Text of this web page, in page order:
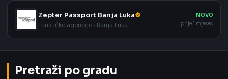
Zepter Passport Banja Luka
Turističke agencije · Banja Luka
NOVO
prije 1 mjesec
Pretraži po gradu